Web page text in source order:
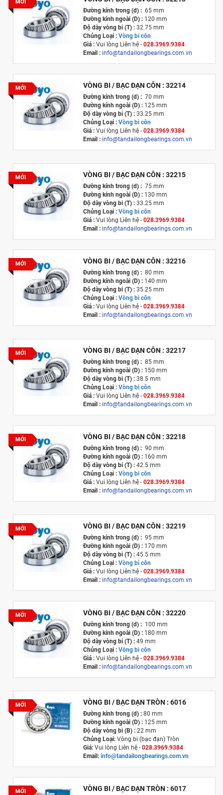
MỚI
Đường kính trong (d) :65 mm
Đường kính ngoài (D) :120 mm
Độ dày vòng bi (T) :32.75 mm
Chủng Loại : Vòng bi côn
Giá :Vui lòng Liên hệ - 028.3969.9384
Email : info@tandailongbearings.com.vn
MỚI VÒNG BI / BẠC ĐẠN CÔN : 32214
Đường kính trong (d) :70 mm
Đường kính ngoài (D) :125 mm
Độ dày vòng bi (T) :33.25 mm
Chủng Loại : Vòng bi côn
Giá :Vui lòng Liên hệ - 028.3969.9384
Email : info@tandailongbearings.com.vn
MỚI VÒNG BI / BẠC ĐẠN CÔN : 32215
Đường kính trong (d) :75 mm
Đường kính ngoài (D) :130 mm
Độ dày vòng bi (T) :33.25 mm
Chủng Loại : Vòng bi côn
Giá :Vui lòng Liên hệ - 028.3969.9384
Email : info@tandailongbearings.com.vn
MỚI VÒNG BI / BẠC ĐẠN CÔN : 32216
Đường kính trong (d) :80 mm
Đường kính ngoài (D) :140 mm
Độ dày vòng bi (T) :35.25 mm
Chủng Loại : Vòng bi côn
Giá :Vui lòng Liên hệ - 028.3969.9384
Email : info@tandailongbearings.com.vn
MỚI VÒNG BI / BẠC ĐẠN CÔN : 32217
Đường kính trong (d) :85 mm
Đường kính ngoài (D) :150 mm
Độ dày vòng bi (T) :38.5 mm
Chủng Loại : Vòng bi côn
Giá :Vui lòng Liên hệ - 028.3969.9384
Email : info@tandailongbearings.com.vn
MỚI VÒNG BI / BẠC ĐẠN CÔN : 32218
Đường kính trong (d) :90 mm
Đường kính ngoài (D) :160 mm
Độ dày vòng bi (T) :42.5 mm
Chủng Loại : Vòng bi côn
Giá :Vui lòng Liên hệ - 028.3969.9384
Email : info@tandailongbearings.com.vn
MỚI VÒNG BI / BẠC ĐẠN CÔN : 32219
Đường kính trong (d) :95 mm
Đường kính ngoài (D) :170 mm
Độ dày vòng bi (T) :45.5 mm
Chủng Loại : Vòng bi côn
Giá :Vui lòng Liên hệ - 028.3969.9384
Email : info@tandailongbearings.com.vn
MỚI VÒNG BI / BẠC ĐẠN CÔN : 32220
Đường kính trong (d) :100 mm
Đường kính ngoài (D) :180 mm
Độ dày vòng bi (T) :49 mm
Chủng Loại : Vòng bi côn
Giá :Vui lòng Liên hệ - 028.3969.9384
Email : info@tandailongbearings.com.vn
MỚI VÒNG BI / BẠC ĐẠN TRÒN : 6016
Đường kính trong (d) :80 mm
Đường kính ngoài (D) :125 mm
Độ dày vòng bi (B) :22 mm
Chủng Loại: Vòng bi (bạc đạn) Tròn
Giá:Vui lòng Liên hệ - 028.3969.9384
Email: info@tandailongbearings.com.vn
MỚI VÒNG BI / BẠC ĐẠN TRÒN : 6017